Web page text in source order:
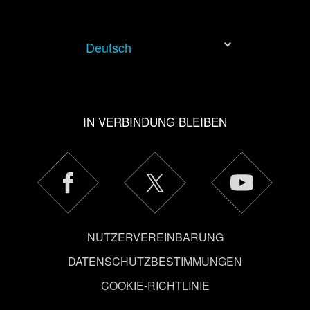
Deutsch
IN VERBINDUNG BLEIBEN
NUTZERVEREINBARUNG
DATENSCHUTZBESTIMMUNGEN
COOKIE-RICHTLINIE